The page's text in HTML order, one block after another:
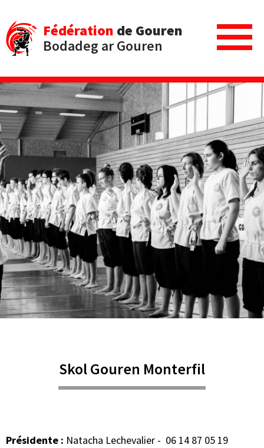
Fédération de Gouren
Bodadeg ar Gouren
Skol Gouren Monterfil
Présidente : Natacha Lechevalier - 06 14 87 05 19